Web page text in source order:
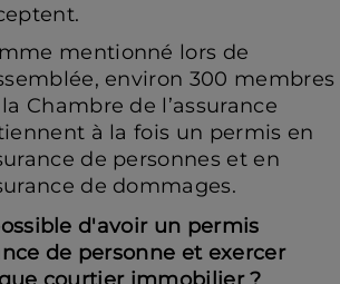
mentionné lors de
environ 300 membres
Chambre de l’assurance
à la fois un permis en
de personnes et en
de dommages.
d'avoir un permis
de personne et exercer